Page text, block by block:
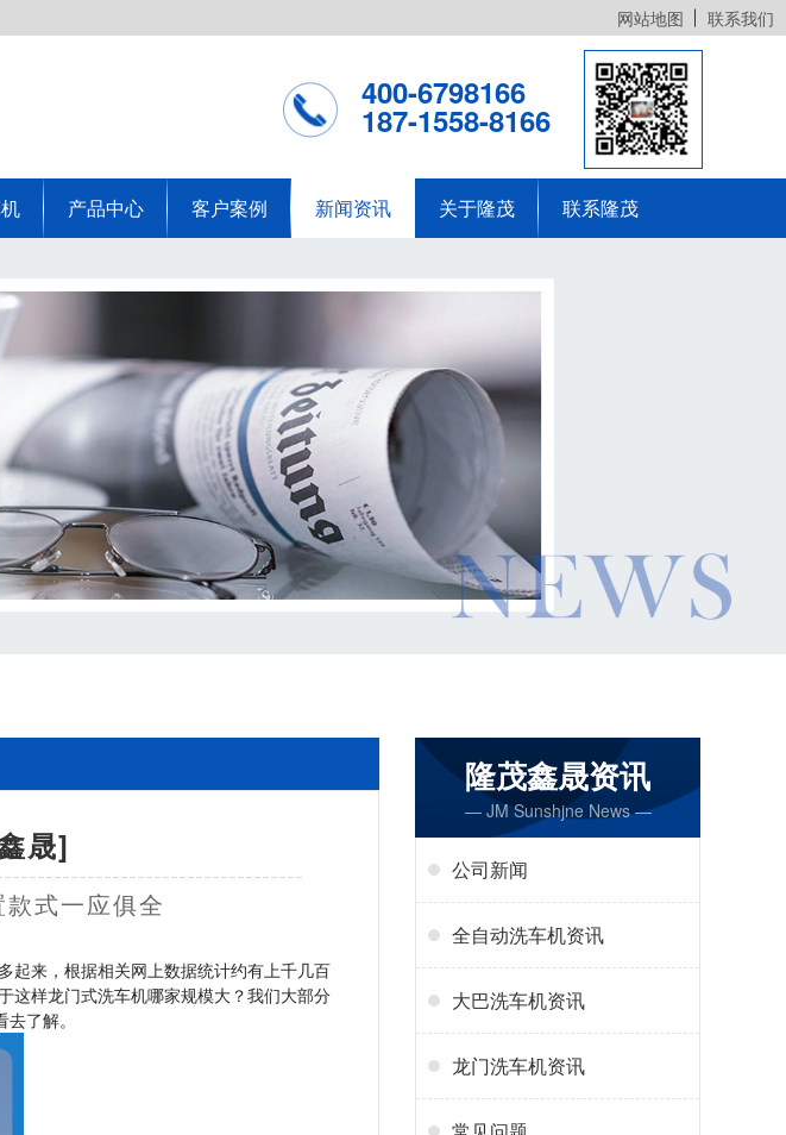
网站地图 联系我们
400-6798166
187-1558-8166
产品中心 客户案例 新闻资讯 关于隆茂 联系隆茂
晟]
式一应俱全
起来，根据相关网上数据统计约有上千几百
这样龙门式洗车机哪家规模大？我们大部分
了解。
隆茂鑫晟资讯
— JM Sunshjne News —
公司新闻
全自动洗车机资讯
大巴洗车机资讯
龙门洗车机资讯